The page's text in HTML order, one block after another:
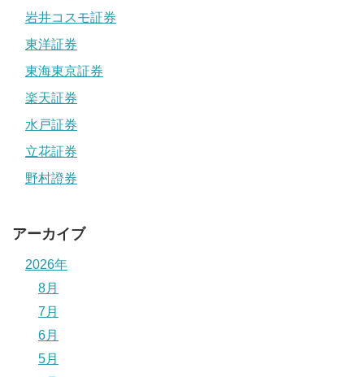
岩井コスモ証券
東洋証券
東海東京証券
楽天証券
水戸証券
立花証券
野村證券
アーカイブ
2026年
8月
7月
6月
5月